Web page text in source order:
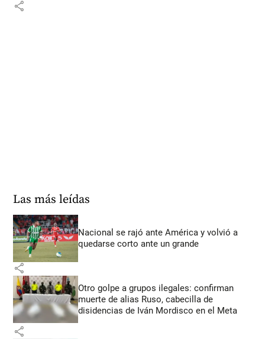
share
Las más leídas
Nacional se rajó ante América y volvió a
quedarse corto ante un grande
share
Otro golpe a grupos ilegales: confirman
muerte de alias Ruso, cabecilla de
disidencias de Iván Mordisco en el Meta
share